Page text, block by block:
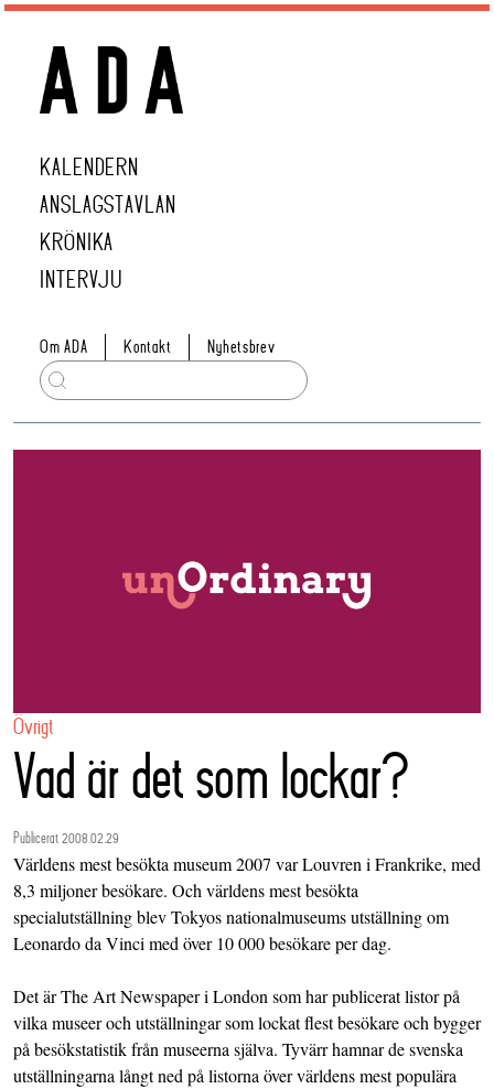
KALENDERN
ANSLAGSTAVLAN
KRÖNIKA
INTERVJU
Om ADA Kontakt Nyhetsbrev
Övrigt
Vad är det som lockar?
Publicerat 2008.02.29
Världens mest besökta museum 2007 var Louvren i Frankrike, med
8,3 miljoner besökare. Och världens mest besökta
specialutställning blev Tokyos nationalmuseums utställning om
Leonardo da Vinci med över 10 000 besökare per dag.
Det är The Art Newspaper i London som har publicerat listor på
vilka museer och utställningar som lockat flest besökare och bygger
på besökstatistik från museerna själva. Tyvärr hamnar de svenska
utställningarna långt ned på listorna över världens mest populära